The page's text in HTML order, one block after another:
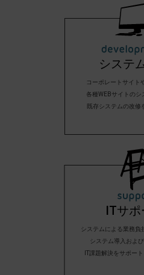
システ
コーポレートサイト
各種WEBサイトのシ
既存システムの改修
ITサポ
システムによる業務負
システム導入およ
IT課題解決をサポー